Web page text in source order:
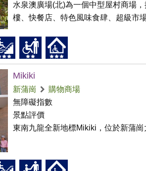
水泉澳廣場(北)為一個中型屋村商場
樓、快餐店、特色風味食肆、超級市
Mikiki
新蒲崗
購物商場
無障礙指數
景點評價
東南九龍全新地標Mikiki，位於新蒲